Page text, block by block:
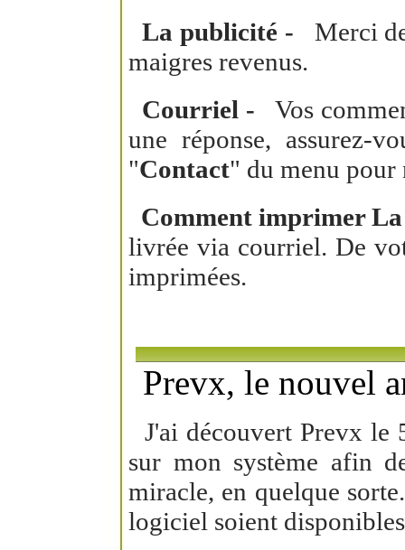
La publicité - Merci
maigres revenus.
Courriel - Vos
une réponse, assurez-
"Contact" du menu
Comment imprimer
livrée via courriel. De
imprimées.
Prevx, le nouvel
J'ai découvert Prevx le
sur mon système afin
miracle, en quelque
logiciel soient